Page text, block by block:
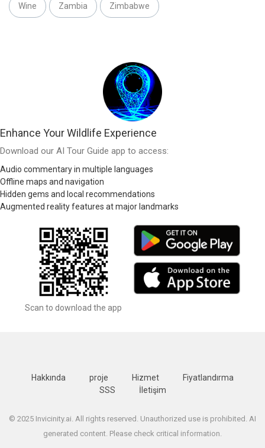
Wine Zambia Zimbabwe
Enhance Your Wildlife Experience
Download our AI Tour Guide app to access:
Audio commentary in multiple languages
Offline maps and navigation
Hidden gems and local recommendations
Augmented reality features at major landmarks
Scan to download the app
Hakkında proje Hizmet
Fiyatlandırma
SSS
İletişim
© 2025 Invicinity.ai. All rights reserved. Unauthorized use is prohibited. AI
generated content. Please check critical information.